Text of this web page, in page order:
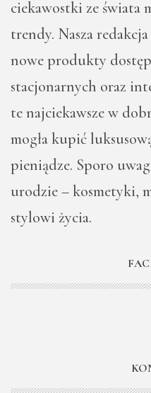
ciekawostki ze świata
trendy. Nasza
nowe produkty
stacjonarnych oraz
te najciekawsze w
mogła kupić
pieniądze. Sporo
urodzie – kosmetyki,
stylowi życia.